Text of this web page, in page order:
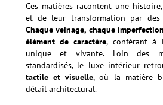
Ces matières racontent une
et de leur transformation par des
Chaque veinage, chaque
élément de caractère, conférant à
unique et vivante. Loin des
standardisés, le luxe intérieur
tactile et visuelle, où la matière
détail architectural.